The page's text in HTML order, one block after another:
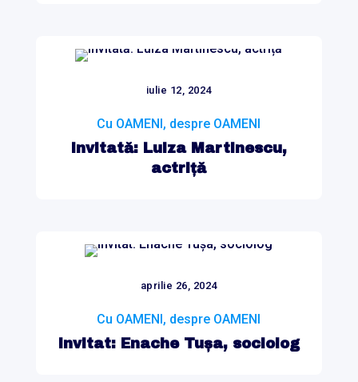
iulie 12, 2024
Cu OAMENI, despre OAMENI
Invitată: Luiza Martinescu,
actriță
aprilie 26, 2024
Cu OAMENI, despre OAMENI
Invitat: Enache Tușa, sociolog